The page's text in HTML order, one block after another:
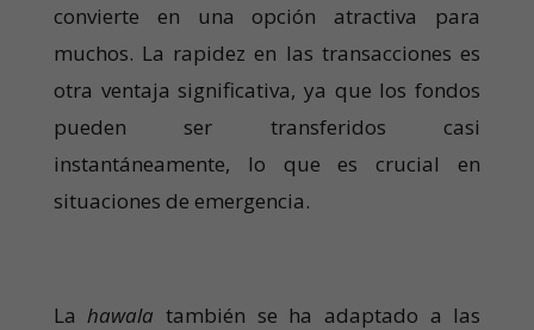
convierte en una opción atractiva para
muchos. La rapidez en las transacciones es
otra ventaja significativa, ya que los fondos
pueden ser transferidos casi
instantáneamente, lo que es crucial en
situaciones de emergencia.
Lahawala también se ha adaptado a las